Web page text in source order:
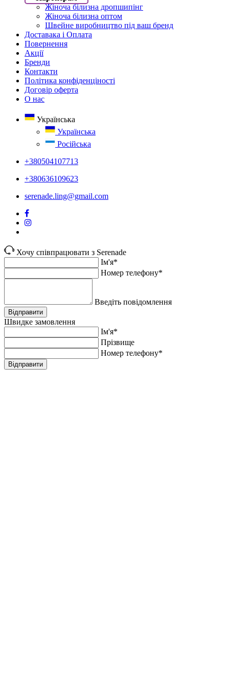
Жіноча білизна дропшипінг
Жіноча білизна оптом
Швейне виробництво під ваш бренд
Доставака і Оплата
Повернення
Акції
Бренди
Контакти
Політика конфіденціності
Договір оферта
О нас
Українська
Українська
Російська
+380504107713
+380636109623
serenade.ling@gmail.com
Хочу співпрацювати з Serenade
Ім'я*
Номер телефону*
Введіть повідомлення
Відправити
Швидке замовлення
Ім'я*
Прiзвище
Номер телефону*